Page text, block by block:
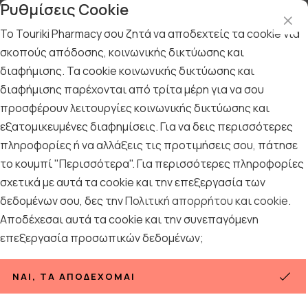
Αρχική / Εταιρίες / Korres /
KORRES - Solid Color Eyeliner Pencil 03 Olive Green 1,2gr
KORRES - Solid Color Eyeliner
Pencil 03 Olive Green 1,2gr
Ρυθμίσεις Cookie
Το Touriki Pharmacy σου ζητά να αποδεχτείς τα cookie για
σκοπούς απόδοσης, κοινωνικής δικτύωσης και
διαφήμισης. Τα cookie κοινωνικής δικτύωσης και
διαφήμισης παρέχονται από τρίτα μέρη για να σου
προσφέρουν λειτουργίες κοινωνικής δικτύωσης και
εξατομικευμένες διαφημίσεις. Για να δεις περισσότερες
πληροφορίες ή να αλλάξεις τις προτιμήσεις σου, πάτησε
το κουμπί "Περισσότερα". Για περισσότερες πληροφορίες
σχετικά με αυτά τα cookie και την επεξεργασία των
δεδομένων σου, δες τηνΠολιτική απορρήτου και cookie.
Αποδέχεσαι αυτά τα cookie και την συνεπαγόμενη
επεξεργασία προσωπικών δεδομένων;
ΝΑΙ, ΤΑ ΑΠΟΔΈΧΟΜΑΙ